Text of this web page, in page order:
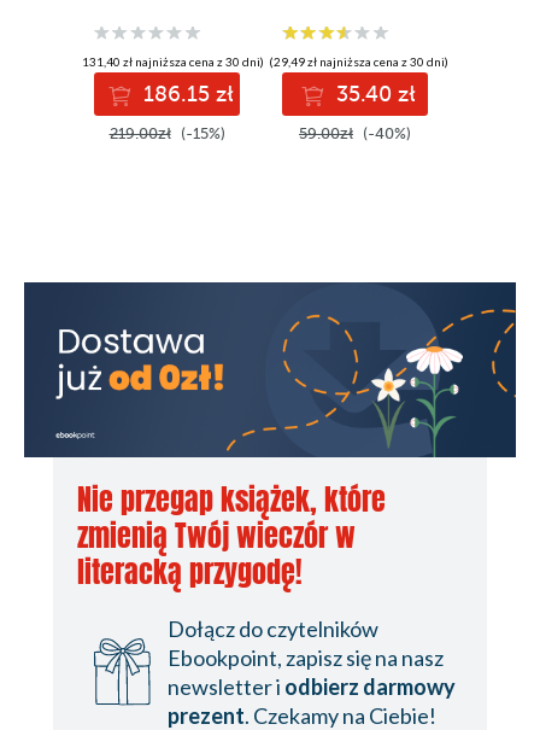
(131,40 zł najniższa cena z 30 dni)
186.15 zł
219.00zł (-15%)
(29,49 zł najniższa cena z 30 dni)
35.40 zł
59.00zł (-40%)
Nie przegap książek, które
zmienią Twój wieczór w
literacką przygodę!
Dołącz do czytelników
Ebookpoint, zapisz się na nasz
newsletter i odbierz darmowy
prezent. Czekamy na Ciebie!